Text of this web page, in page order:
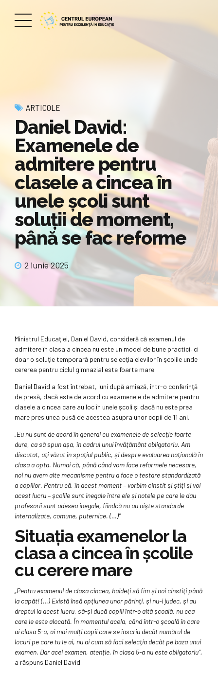
ARTICOLE
Daniel David:
Examenele de
admitere pentru
clasele a cincea în
unele şcoli sunt
soluţii de moment,
până se fac reforme
2 iunie 2025
Ministrul Educaţiei, Daniel David, consideră că examenul de
admitere în clasa a cincea nu este un model de bune practici, ci
doar o soluţie temporară pentru selecţia elevilor în şcolile unde
cererea pentru ciclul gimnazial este foarte mare.
Daniel David a fost întrebat, luni după amiază, într-o conferinţă
de presă, dacă este de acord cu examenele de admitere pentru
clasele a cincea care au loc în unele şcoli şi dacă nu este prea
mare presiunea pusă de acestea asupra unor copii de 11 ani.
„Eu nu sunt de acord în general cu examenele de selecţie foarte
dure, ca să spun aşa, în cadrul unui învăţământ obligatoriu. Am
discutat, aţi văzut în spaţiul public, şi despre evaluarea naţională în
clasa a opta. Numai că, până când vom face reformele necesare,
noi nu avem alte mecanisme pentru a face o testare standardizată
a copiilor. Pentru că, în acest moment – vorbim cinstit şi ştiţi şi voi
acest lucru – şcolile sunt inegale între ele şi notele pe care le dau
profesorii sunt adesea inegale, fiindcă nu au nişte standarde
internalizate, comune, puternice. (…)”
Situaţia examenelor la
clasa a cincea în şcolile
cu cerere mare
„Pentru examenul de clasa cincea, haideţi să fim şi noi cinstiţi până
la capăt! (…) Există însă opţiunea unor părinţi, şi nu-i judec, şi au
dreptul la acest lucru, să-şi ducă copiii într-o altă şcoală, nu cea
care le este alocată. În momentul acela, când într-o şcoală în care
ai clasa 5-a, ai mai mulţi copii care se înscriu decât numărul de
locuri pe care tu le ai, nu ai cum să faci selecţia decât pe baza unui
examen. Dar acel examen, atenţie, în clasa 5-a nu este obligatoriu”,
a răspuns Daniel David.